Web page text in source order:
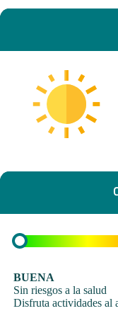
BUENA
Sin riesgos a la salud
Disfruta actividades al